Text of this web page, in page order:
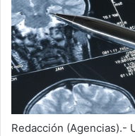
Redacción (Agencias).-